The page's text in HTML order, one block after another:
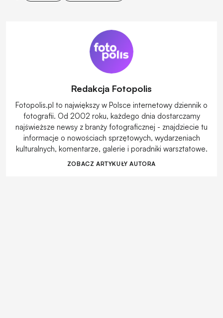
Redakcja Fotopolis
Fotopolis.pl to największy w Polsce internetowy dziennik o
fotografii. Od 2002 roku, każdego dnia dostarczamy
najświeższe newsy z branży fotograficznej - znajdziecie tu
informacje o nowościach sprzętowych, wydarzeniach
kulturalnych, komentarze, galerie i poradniki warsztatowe.
ZOBACZ ARTYKUŁY AUTORA